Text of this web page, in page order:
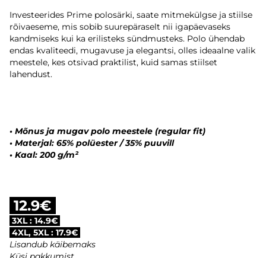
Investeerides Prime polosärki, saate mitmekülgse ja stiilse
rõivaeseme, mis sobib suurepäraselt nii igapäevaseks
kandmiseks kui ka erilisteks sündmusteks. Polo ühendab
endas kvaliteedi, mugavuse ja elegantsi, olles ideaalne valik
meestele, kes otsivad praktilist, kuid samas stiilset
lahendust.
• Mõnus ja mugav polo meestele (regular fit)
• Materjal: 65% polüester / 35% puuvill
• Kaal: 200 g/m²
12.9€
3XL : 14.9€
4XL, 5XL : 17.9€
Lisandub käibemaks